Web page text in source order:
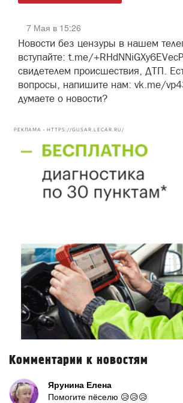
7 Мая в 15:26
Новости без цензуры в нашем
вступайте: t.me/
свидетелем происшествия, ДТП.
вопросы, напишите нам: vk.me/
думаете о новости?
РЕКЛАМА • HTTPS://GUSAR.LECAR.RU/
Комментарии к новостям
Ярунина Елена
Помогите пёселю 😥😥😥